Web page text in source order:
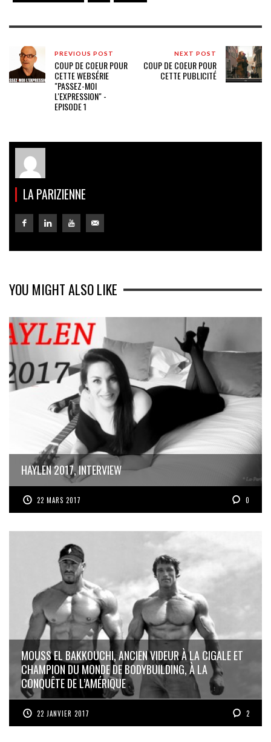
PREVIOUS POST
COUP DE COEUR POUR
CETTE WEBSÉRIE
"PASSEZ-MOI
L'EXPRESSION" -
EPISODE 1
NEXT POST
COUP DE COEUR POUR
CETTE PUBLICITÉ
LA PARIZIENNE
YOU MIGHT ALSO LIKE
HAYLEN 2017, INTERVIEW
22 MARS 2017 0
MOUSS EL BAKKOUCHI, ANCIEN VIDEUR À LA CIGALE ET
CHAMPION DU MONDE DE BODYBUILDING, À LA
CONQUÊTE DE L’AMÉRIQUE
22 JANVIER 2017 2